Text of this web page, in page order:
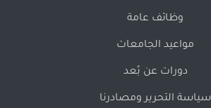
وظائف عامة
مواعيد الجامعات
دورات عن بُعد
سياسة التحرير ومصادرنا